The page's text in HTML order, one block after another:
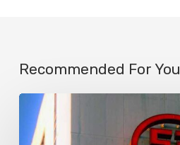
Recommended For You
ICBC
lanza